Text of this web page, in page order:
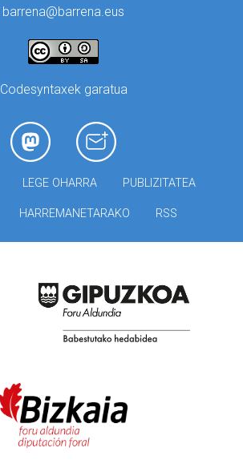
barrena@barrena.eus
Codesyntaxek garatua
LEGE OHARRA PUBLIZITATEA
HARREMANETARAKO RSS